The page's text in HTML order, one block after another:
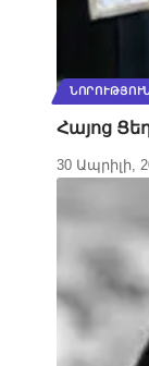
Հայոց
30 Ապրիլի,